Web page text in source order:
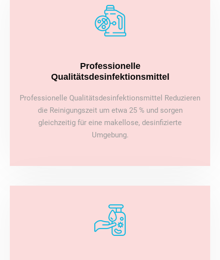
Professionelle
Qualitätsdesinfektionsmittel
Professionelle Qualitätsdesinfektionsmittel Reduzieren
die Reinigungszeit um etwa 25 % und sorgen
gleichzeitig für eine makellose, desinfizierte
Umgebung.